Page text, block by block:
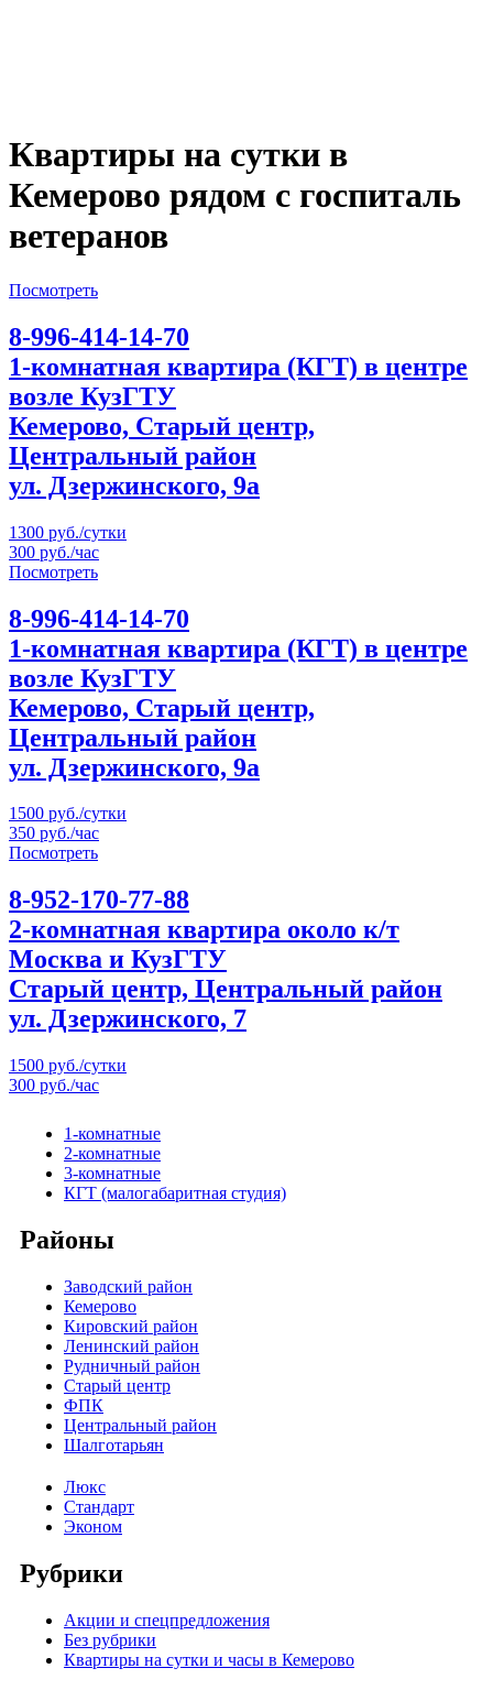
Квартиры на сутки в
Кемерово рядом с госпиталь
ветеранов
Посмотреть
8-996-414-14-70
1-комнатная квартира (КГТ) в центре
возле КузГТУ
Кемерово, Старый центр,
Центральный район
ул. Дзержинского, 9а
1300 руб./сутки
300 руб./час
Посмотреть
8-996-414-14-70
1-комнатная квартира (КГТ) в центре
возле КузГТУ
Кемерово, Старый центр,
Центральный район
ул. Дзержинского, 9а
1500 руб./сутки
350 руб./час
Посмотреть
8-952-170-77-88
2-комнатная квартира около к/т
Москва и КузГТУ
Старый центр, Центральный район
ул. Дзержинского, 7
1500 руб./сутки
300 руб./час
1-комнатные
2-комнатные
3-комнатные
КГТ (малогабаритная студия)
Районы
Заводский район
Кемерово
Кировский район
Ленинский район
Рудничный район
Старый центр
ФПК
Центральный район
Шалготарьян
Люкс
Стандарт
Эконом
Рубрики
Акции и спецпредложения
Без рубрики
Квартиры на сутки и часы в Кемерово